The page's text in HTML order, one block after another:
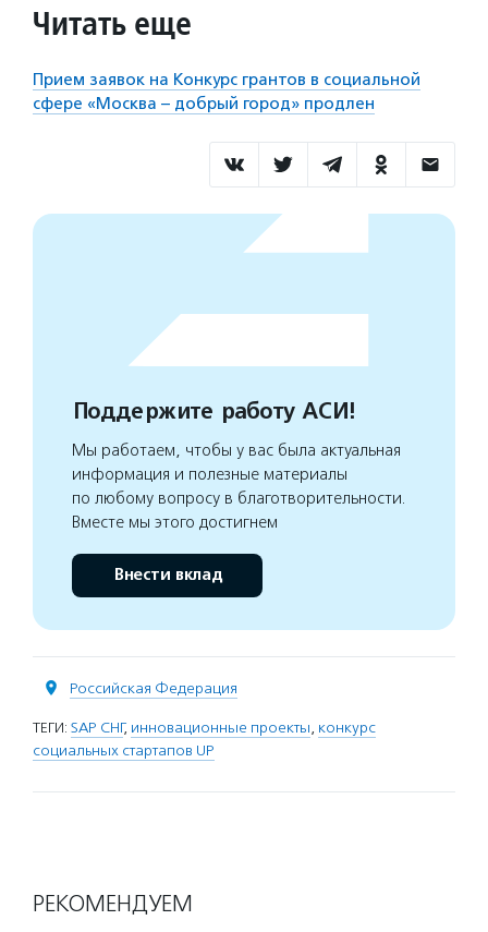
Читать еще
Прием заявок на Конкурс грантов в социальной
сфере «Москва – добрый город» продлен
Поддержите работу АСИ!
Мы работаем, чтобы у вас была актуальная
информация и полезные материалы
по любому вопросу в благотворительности.
Вместе мы этого достигнем
Внести вклад
Российская Федерация
ТЕГИ: SAP СНГ, инновационные проекты, конкурс
социальных стартапов UP
РЕКОМЕНДУЕМ